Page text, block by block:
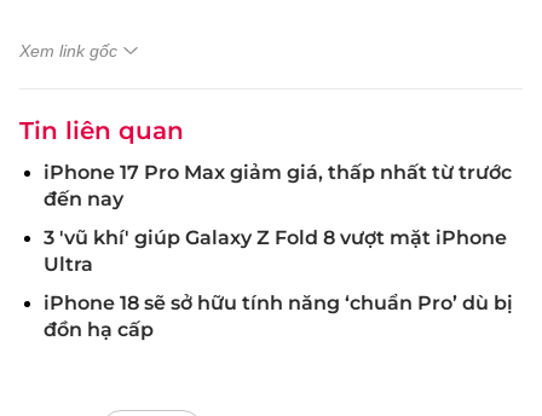
Xem link gốc
Tin liên quan
iPhone 17 Pro Max giảm giá, thấp nhất từ trước
đến nay
3 'vũ khí' giúp Galaxy Z Fold 8 vượt mặt iPhone
Ultra
iPhone 18 sẽ sở hữu tính năng ‘chuẩn Pro’ dù bị
đồn hạ cấp